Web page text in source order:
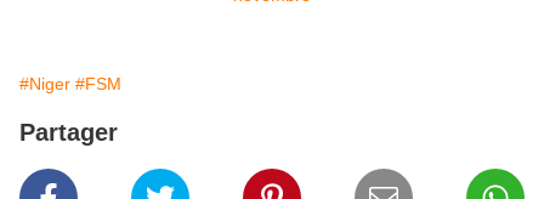
#Niger #FSM
Partager